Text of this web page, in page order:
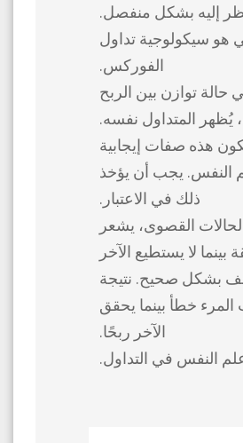
إليه بشكل منفصل.
هو سيكولوجية تداول
الفوركس.
حالة توازن بين الربح
يُظهر المتداول نفسه.
هذه صفات إيجابية
النفس. يجب أن يؤخذ
ذلك في الاعتبار.
القصوى، يشعر
لا يستطيع الآخر
بشكل صحيح. نتيجة
المرء خطأ بينما يحقق
الآخر ربحًا.
النفس في التداول.